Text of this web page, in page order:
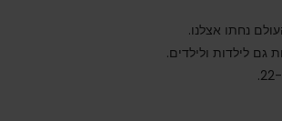
נחתו אצלנו.
גם לילדות ולילדים.